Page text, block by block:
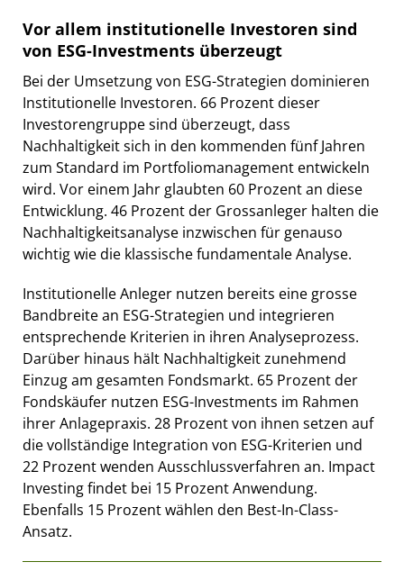
Vor allem institutionelle Investoren sind
von ESG-Investments überzeugt
Bei der Umsetzung von ESG-Strategien dominieren
Institutionelle Investoren. 66 Prozent dieser
Investorengruppe sind überzeugt, dass
Nachhaltigkeit sich in den kommenden fünf Jahren
zum Standard im Portfoliomanagement entwickeln
wird. Vor einem Jahr glaubten 60 Prozent an diese
Entwicklung. 46 Prozent der Grossanleger halten die
Nachhaltigkeitsanalyse inzwischen für genauso
wichtig wie die klassische fundamentale Analyse.
Institutionelle Anleger nutzen bereits eine grosse
Bandbreite an ESG-Strategien und integrieren
entsprechende Kriterien in ihren Analyseprozess.
Darüber hinaus hält Nachhaltigkeit zunehmend
Einzug am gesamten Fondsmarkt. 65 Prozent der
Fondskäufer nutzen ESG-Investments im Rahmen
ihrer Anlagepraxis. 28 Prozent von ihnen setzen auf
die vollständige Integration von ESG-Kriterien und
22 Prozent wenden Ausschlussverfahren an. Impact
Investing findet bei 15 Prozent Anwendung.
Ebenfalls 15 Prozent wählen den Best-In-Class-
Ansatz.